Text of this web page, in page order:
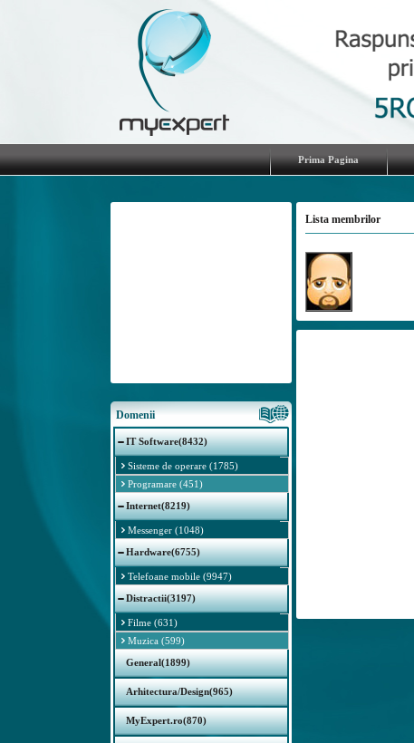
Prima Pagina
Domenii
IT Software(8432)
Sisteme de operare (1785)
Programare (451)
Internet(8219)
Messenger (1048)
Hardware(6755)
Telefoane mobile (9947)
Distractii(3197)
Filme (631)
Muzica (599)
General(1899)
Arhitectura/Design(965)
MyExpert.ro(870)
Lista membrilor